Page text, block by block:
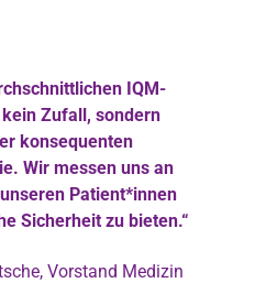
IQM-
Zufall, sondern
konsequenten
Wir messen uns an
Patient*innen
Sicherheit zu bieten.“
Vorstand Medizin